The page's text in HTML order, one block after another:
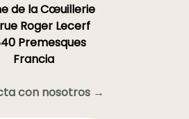
de la Cœuillerie
rue Roger Lecerf
Premesques
Francia
con nosotros →